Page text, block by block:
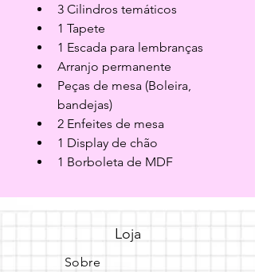
3 Cilindros temáticos
1 Tapete
1 Escada para lembranças
Arranjo permanente
Peças de mesa (Boleira,
bandejas)
2 Enfeites de mesa
1 Display de chão
1 Borboleta de MDF
Loja
Sobre